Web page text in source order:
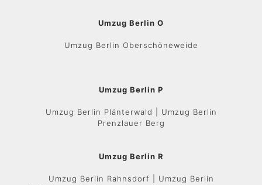
Umzug Berlin O
Umzug Berlin Oberschöneweide
Umzug Berlin P
Umzug Berlin Plänterwald | Umzug Berlin
Prenzlauer Berg
Umzug Berlin R
Umzug Berlin Rahnsdorf | Umzug Berlin